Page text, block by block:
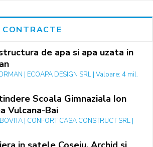
de apa si apa uzata in
| ECOAPA DESIGN SRL | Valoare: 4 mil.
Scoala Gimnaziala Ion
Vulcana-Bai
| CONFORT CASA CONSTRUCT SRL |